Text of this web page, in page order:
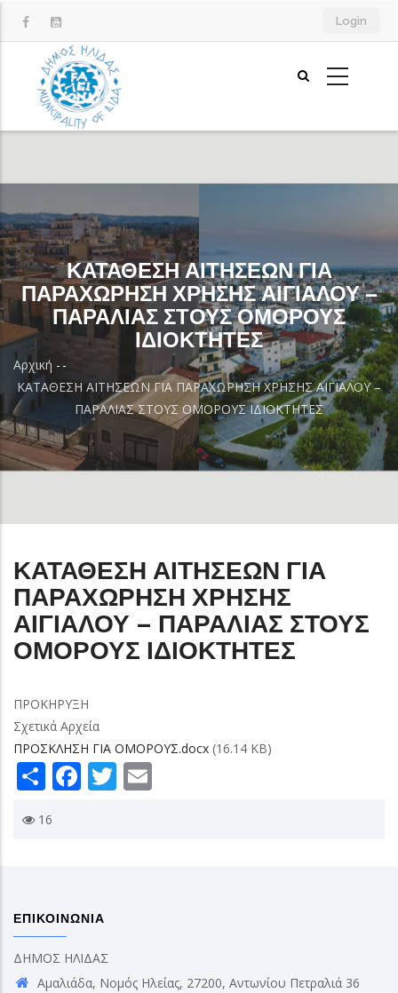
προς
περιεχόμενο
Login
ΚΑΤΑΘΕΣΗ ΑΙΤΗΣΕΩΝ ΓΙΑ
ΠΑΡΑΧΩΡΗΣΗ ΧΡΗΣΗΣ ΑΙΓΙΑΛΟΥ –
ΠΑΡΑΛΙΑΣ ΣΤΟΥΣ ΟΜΟΡΟΥΣ
ΙΔΙΟΚΤΗΤΕΣ
Breadcrumb
Αρχική - -
ΚΑΤΑΘΕΣΗ ΑΙΤΗΣΕΩΝ ΓΙΑ ΠΑΡΑΧΩΡΗΣΗ ΧΡΗΣΗΣ ΑΙΓΙΑΛΟΥ –
ΠΑΡΑΛΙΑΣ ΣΤΟΥΣ ΟΜΟΡΟΥΣ ΙΔΙΟΚΤΗΤΕΣ
ΚΑΤΑΘΕΣΗ ΑΙΤΗΣΕΩΝ ΓΙΑ
ΠΑΡΑΧΩΡΗΣΗ ΧΡΗΣΗΣ
ΑΙΓΙΑΛΟΥ – ΠΑΡΑΛΙΑΣ ΣΤΟΥΣ
ΟΜΟΡΟΥΣ ΙΔΙΟΚΤΗΤΕΣ
ΠΡΟΚΗΡΥΞΗ
Σχετικά Αρχεία
ΠΡΟΣΚΛΗΣΗ ΓΙΑ ΟΜΟΡΟΥΣ.docx (16.14 KB)
ShareFacebook
Twitter
16
ΕΠΙΚΟΙΝΩΝΙΑ
ΔΗΜΟΣ ΗΛΙΔΑΣ
Αμαλιάδα, Νομός Ηλείας, 27200, Αντωνίου Πετραλιά 36